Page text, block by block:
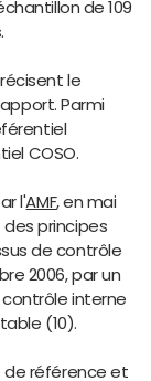
de 109
le
Parmi
COSO.
l'AMF, en mai
principes
de contrôle
2006, par un
interne
(10).
de référence et